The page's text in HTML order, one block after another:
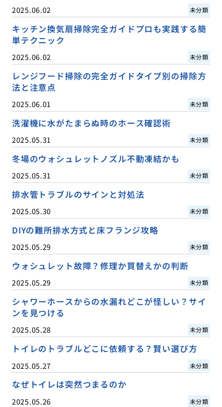
2025.06.02 未分類
キッチン換気扇掃除完全ガイドプロも実践する簡
単テクニック
2025.06.02 未分類
レンジフード掃除の完全ガイドタイプ別の掃除方
法と注意点
2025.06.01 未分類
洗濯機に水がたまらぬ時のホース確認術
2025.05.31 未分類
冬場のウォシュレットノズル不動凍結かも
2025.05.31 未分類
排水管トラブルのサインと対処法
2025.05.30 未分類
DIYの難所排水方式と床フランジ攻略
2025.05.29 未分類
ウォシュレット故障？修理か買替えかの判断
2025.05.29 未分類
シャワーホースからの水漏れどこが怪しい？サイ
ンを見つける
2025.05.28 未分類
トイレのトラブルどこに依頼する？賢い選び方
2025.05.27 未分類
なぜトイレは突然つまるのか
2025.05.26 未分類